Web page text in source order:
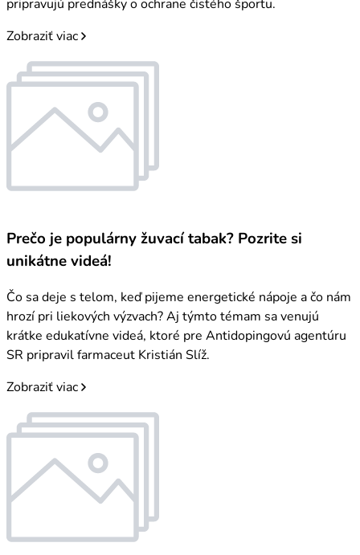
pripravujú prednášky o ochrane čistého športu.
Zobraziť viac
Prečo je populárny žuvací tabak? Pozrite si
unikátne videá!
Čo sa deje s telom, keď pijeme energetické nápoje a čo nám
hrozí pri liekových výzvach? Aj týmto témam sa venujú
krátke edukatívne videá, ktoré pre Antidopingovú agentúru
SR pripravil farmaceut Kristián Slíž.
Zobraziť viac